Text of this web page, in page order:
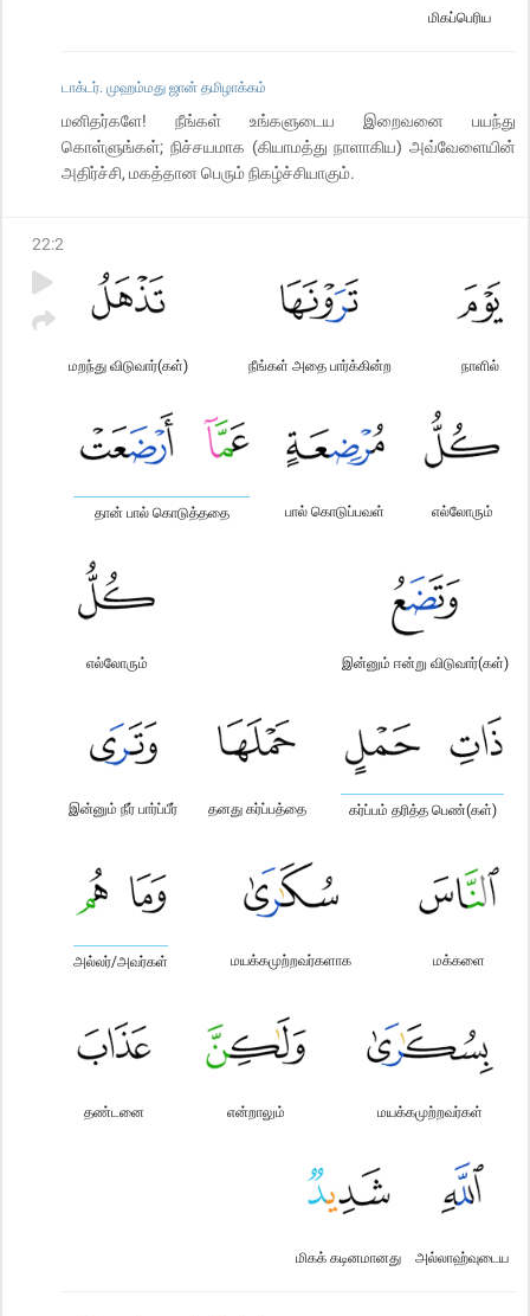
மிகப்பெரிய
டாக்டர். முஹம்மது ஜான் தமிழாக்கம்
மனிதர்களே! நீங்கள் உங்களுடைய இறைவனை பயந்து
கொள்ளுங்கள்; நிச்சயமாக (கியாமத்து நாளாகிய) அவ்வேளையின்
அதிர்ச்சி, மகத்தான பெரும் நிகழ்ச்சியாகும்.
22:2
நாளில்
நீங்கள் அதை பார்க்கின்ற
மறந்து விடுவார்(கள்)
எல்லோரும்
பால் கொடுப்பவள்
தான் பால் கொடுத்ததை
இன்னும் ஈன்று விடுவார்(கள்)
எல்லோரும்
கர்ப்பம் தரித்த பெண்(கள்)
தனது கர்ப்பத்தை
இன்னும் நீர் பார்ப்பீர்
மக்களை
மயக்கமுற்றவர்களாக
அல்லர்/அவர்கள்
மயக்கமுற்றவர்கள்
என்றாலும்
தண்டனை
அல்லாஹ்வுடைய
மிகக் கடினமானது